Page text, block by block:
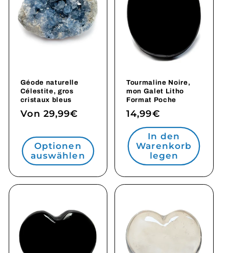
Géode naturelle
Célestite, gros
cristaux bleus
Normaler
Von 29,99€
Optionen
auswählen
Tourmaline Noire,
mon Galet Litho
Format Poche
Normaler
Preis
14,99€
In den
Warenkorb
legen